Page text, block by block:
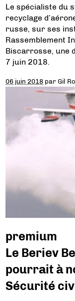
Le spécialiste du
recyclage
russe, sur ses
Rassemblement
Biscarrosse, une
7 juin 2018.
06 juin 2018 parGil
premium
Le Beriev
pourrait à
Sécurité